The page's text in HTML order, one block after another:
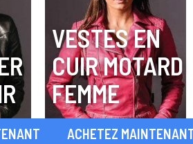
VESTES EN
CUIR MOTARD
FEMME
ACHETEZ